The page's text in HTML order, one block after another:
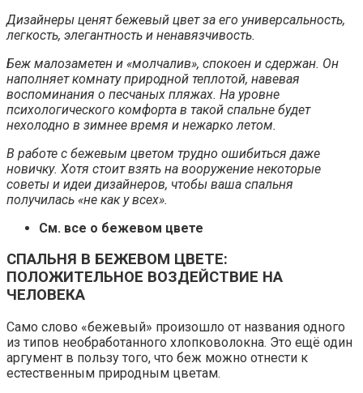
Дизайнеры ценят бежевый цвет за его универсальность,
легкость, элегантность и ненавязчивость.
Беж малозаметен и «молчалив», спокоен и сдержан. Он
наполняет комнату природной теплотой, навевая
воспоминания о песчаных пляжах. На уровне
психологического комфорта в такой спальне будет
нехолодно в зимнее время и нежарко летом.
В работе с бежевым цветом трудно ошибиться даже
новичку. Хотя стоит взять на вооружение некоторые
советы и идеи дизайнеров, чтобы ваша спальня
получилась «не как у всех».
См. все о бежевом цвете
СПАЛЬНЯ В БЕЖЕВОМ ЦВЕТЕ:
ПОЛОЖИТЕЛЬНОЕ ВОЗДЕЙСТВИЕ НА
ЧЕЛОВЕКА
Само слово «бежевый» произошло от названия одного
из типов необработанного хлопковолокна. Это ещё один
аргумент в пользу того, что беж можно отнести к
естественным природным цветам.